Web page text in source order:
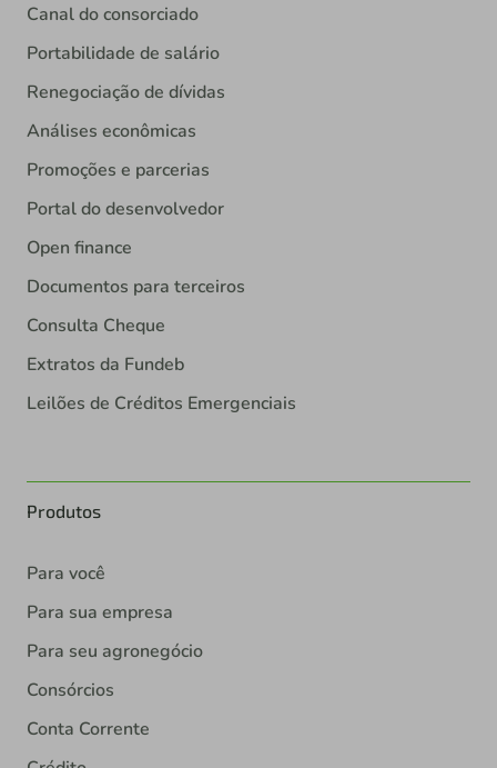
Canal do consorciado
Portabilidade de salário
Renegociação de dívidas
Análises econômicas
Promoções e parcerias
Portal do desenvolvedor
Open finance
Documentos para terceiros
Consulta Cheque
Extratos da Fundeb
Leilões de Créditos Emergenciais
Produtos
Para você
Para sua empresa
Para seu agronegócio
Consórcios
Conta Corrente